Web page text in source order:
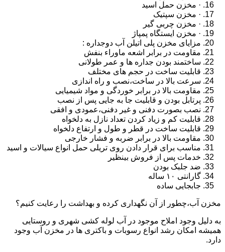
· مخزن حمل اسید
· مخزن سپتیک
· مخزن چربی گیر
· مخزن ایستگاه پمپاژ
مزایای مخزن پلی اتیلن آب دوجداره :
مقاومت در برابر اشعه ماوراء بنفش
ساختمند بودن جداره ها و عمر طولانی
قابلیت ساخت در حجم های مختلف
سرعت بالا در ساخت،نصب و راه اندازی
مقاومت بالا در برابر خوردگی و مواد شیمیایی
پرتابل بودن و قابلیت جا به جایی پس از نصب
نصب بصورت دفنی و غیر دفنی،عمودی و افقی
قابلیت کم و زیاد کردن تعداد نازل به دلخواه
قابلیت ساخت در قطر و طول و ارتفاع دلخواه
مقاومت بالا در برابر ضربه و فشار خارجی
مناسب برای قرار دادن روی تریلی حمل انواع سیالات و اسید
خدمات پس از فروش بینظیر
ضد جلبک بودن
گارانتی ۱۰ ساله
جابجایی ساده
مخزن آب،چطور از آن نگهداری کرده و بهداشت را رعایت کنیم؟
به دلیل وجود املاح موجود در آب لوله کشی شهری و روستایی
همیشه امکان رشد انواع رسوبات و باکتری ها در مخزن آب وجود
دارد.